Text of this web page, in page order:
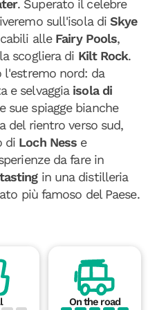
. Superato il celebre
sull'isola diSkye
alle Fairy Pools,
scogliera di Kilt Rock.
l'estremo nord: da
e selvaggia isola di
sue spiagge bianche
del rientro verso sud,
di Loch Ness e
da fare in
in una distilleria
più famoso del Paese.
On the road